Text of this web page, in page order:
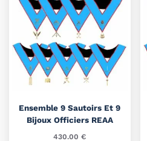
Ensemble 9 Sautoirs Et 9
Bijoux Officiers REAA
430.00€